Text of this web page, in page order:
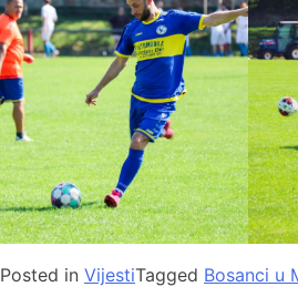
Posted in VijestiTagged Bosanci u